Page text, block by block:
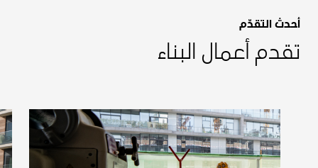
أحدث التقدّم
تقدم أعمال البناء